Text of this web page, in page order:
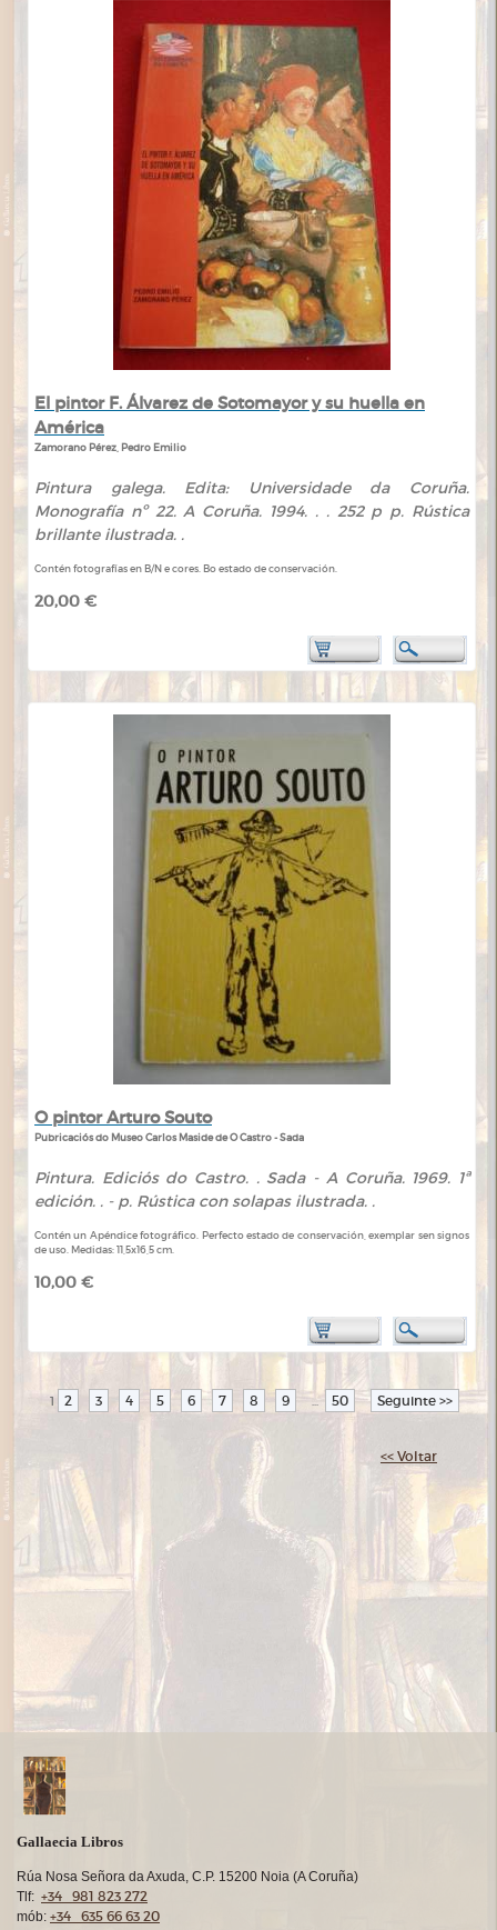
El pintor F. Álvarez de Sotomayor y su huella en
América
Zamorano Pérez, Pedro Emilio
Pintura galega. Edita: Universidade da Coruña.
Monografía nº 22. A Coruña. 1994. . . 252 p p. Rústica
brillante ilustrada. .
Contén fotografías en B/N e cores. Bo estado de conservación.
20,00 €
O pintor Arturo Souto
Pubricaciós do Museo Carlos Maside de O Castro - Sada
Pintura. Ediciós do Castro. . Sada - A Coruña. 1969. 1ª
edición. . - p. Rústica con solapas ilustrada. .
Contén un Apéndice fotográfico. Perfecto estado de conservación, exemplar sen signos
de uso. Medidas: 11,5x16,5 cm.
10,00 €
1 2 3 4 5 6 7 8 9 ... 50 Seguinte >>
<< Voltar
Gallaecia Libros
Rúa Nosa Señora da Axuda, C.P. 15200 Noia (A Coruña)
Tlf: +34 981 823 272
mób: +34 635 66 63 20